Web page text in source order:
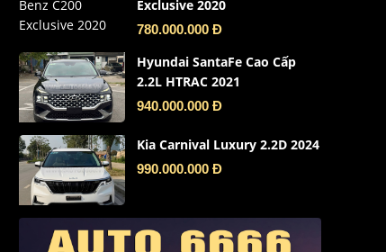
Exclusive 2020
780.000.000 Đ
Hyundai SantaFe Cao Cấp
2.2L HTRAC 2021
940.000.000 Đ
Kia Carnival Luxury 2.2D 2024
990.000.000 Đ